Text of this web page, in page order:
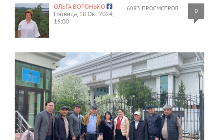
6083 ПРОСМОТРОВ 0
ОЛЬГА ВОРОНЬКО
Пятница, 18 Окт 2024,
16:00